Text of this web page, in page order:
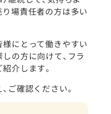
場責任者の方は多い
にとって働きやすい
の方に向けて、フラ
介します。
ご確認ください。